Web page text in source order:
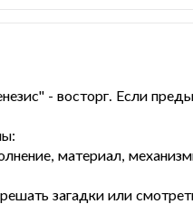
- восторг. Если
материал,
загадки или